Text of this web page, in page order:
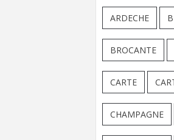
ARDECHE
BROCANTE
CARTE
CHAMPAGNE